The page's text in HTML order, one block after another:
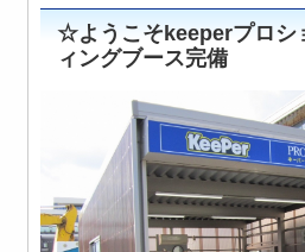
☆ようこそkeeperプロシ
ィングブース完備